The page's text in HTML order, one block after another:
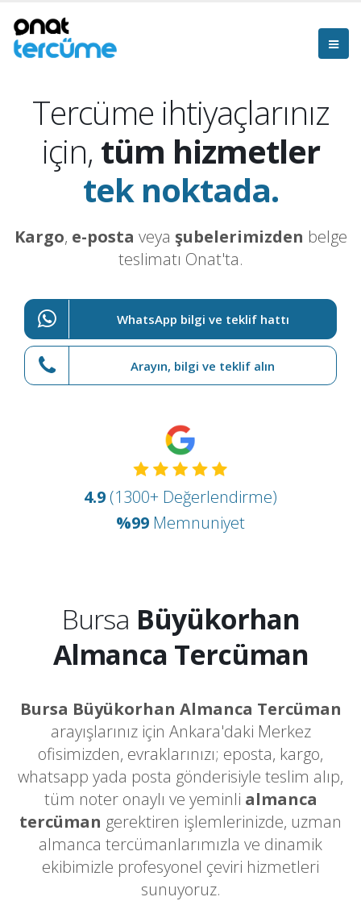
Tercüme ihtiyaçlarınız
için, tüm hizmetler
tek noktada.
Kargo, e-posta veya şubelerimizden belge
teslimatı Onat'ta.
WhatsApp bilgi ve teklif hattı
Arayın, bilgi ve teklif alın
4.9 (1300+ Değerlendirme)
%99 Memnuniyet
Bursa Büyükorhan
Almanca Tercüman
Bursa Büyükorhan Almanca Tercüman
arayışlarınız için Ankara'daki Merkez
ofisimizden, evraklarınızı; eposta, kargo,
whatsapp yada posta gönderisiyle teslim alıp,
tüm noter onaylı ve yeminli almanca
tercüman gerektiren işlemlerinizde, uzman
almanca tercümanlarımızla ve dinamik
ekibimizle profesyonel çeviri hizmetleri
sunuyoruz.